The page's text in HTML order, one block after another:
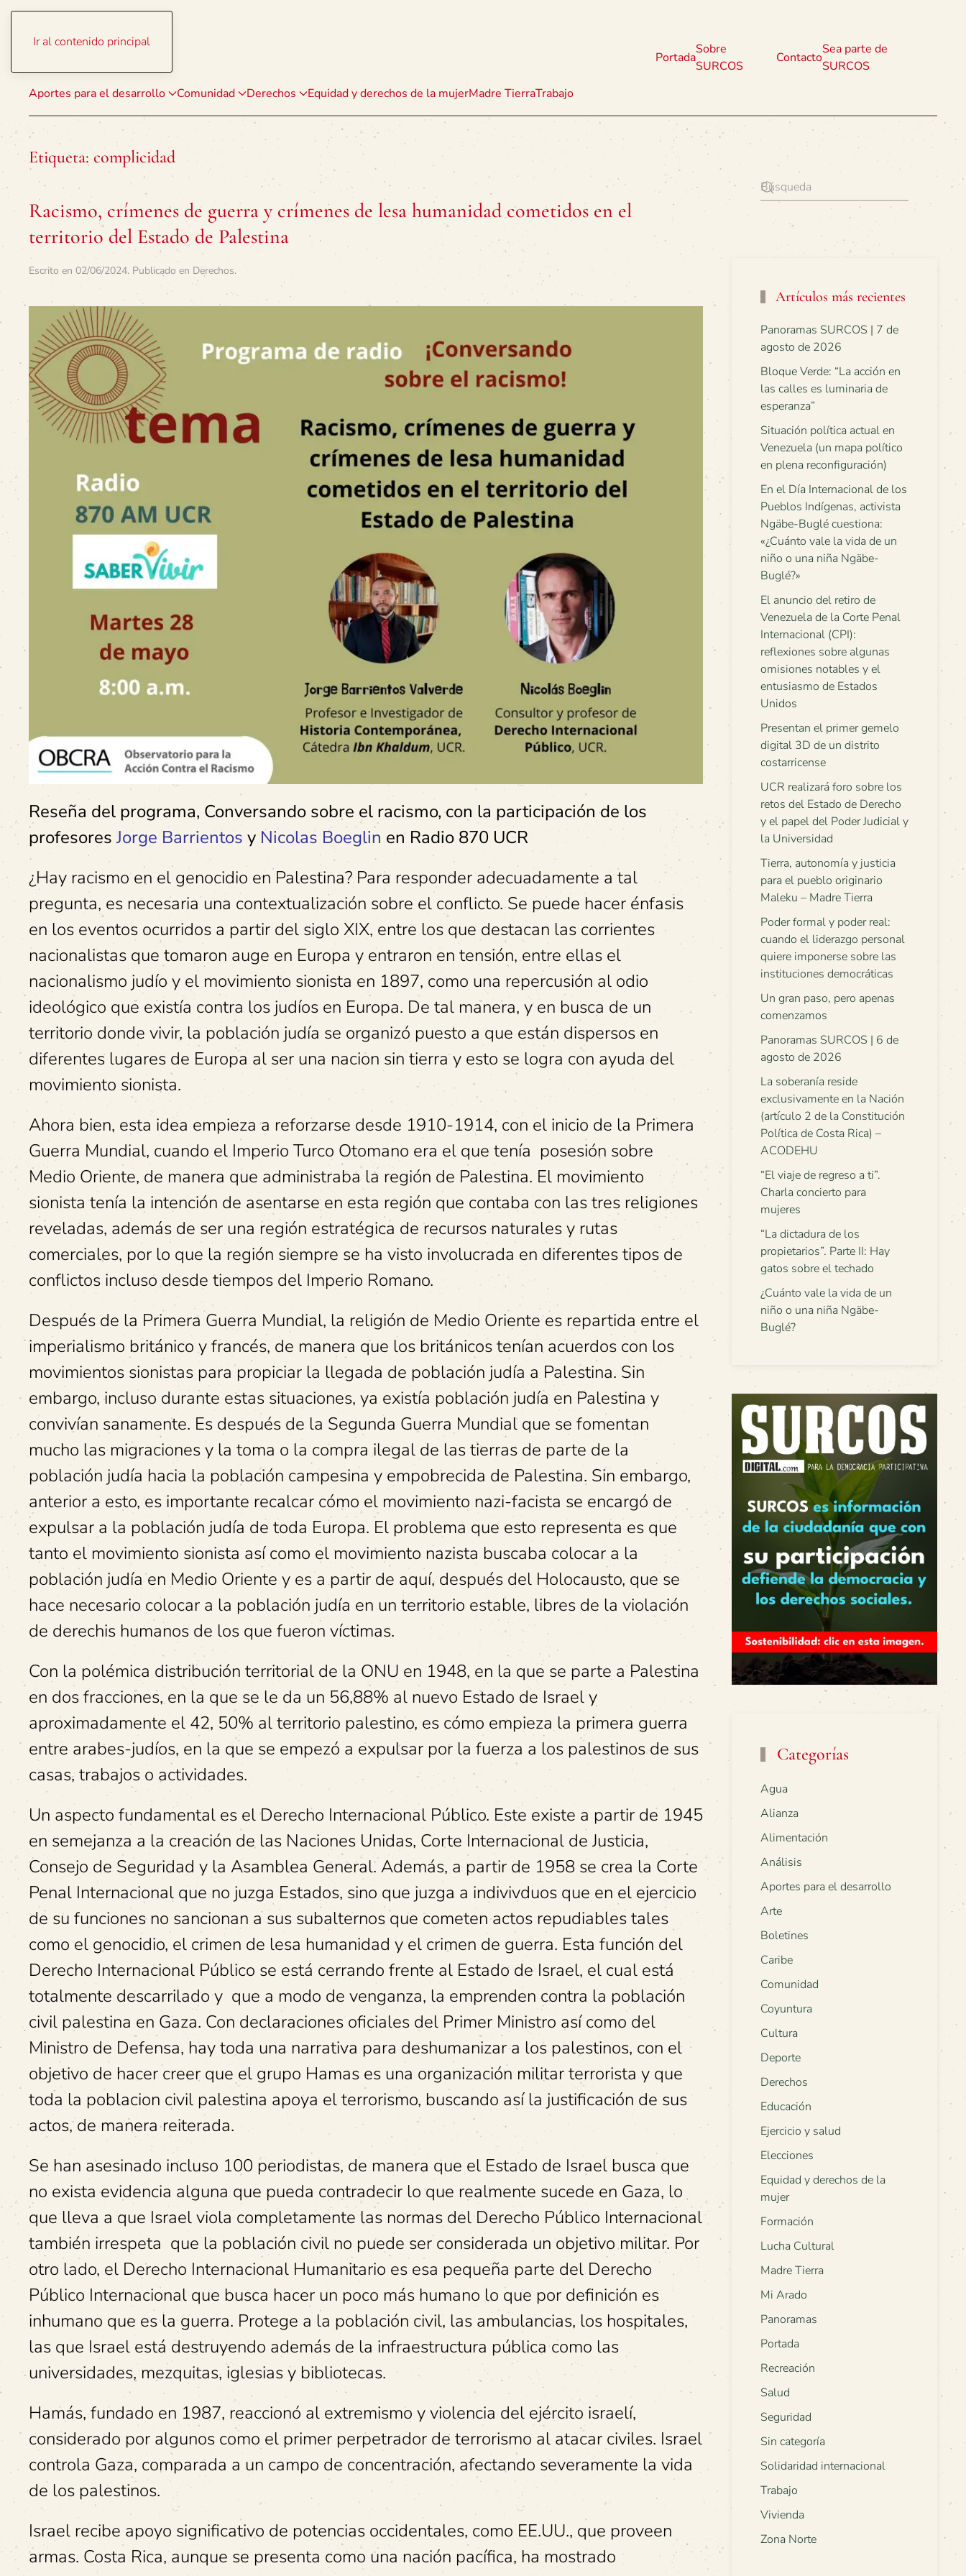
Ir al contenido principal
Aportes para el desarrollo Comunidad Derechos Equidad y derechos de la mujerMadre TierraTrabajo
Portada
Sobre
SURCOS
Contacto
Sea parte de
SURCOS
Etiqueta: complicidad
Racismo, crímenes de guerra y crímenes de lesa humanidad cometidos en el
territorio del Estado de Palestina
Escrito en 02/06/2024. Publicado en Derechos.
Reseña del programa, Conversando sobre el racismo, con la participación de los
profesores Jorge Barrientosy Nicolas Boeglin en Radio 870 UCR
¿Hay racismo en el genocidio en Palestina? Para responder adecuadamente a tal
pregunta, es necesaria una contextualización sobre el conflicto. Se puede hacer énfasis
en los eventos ocurridos a partir del siglo XIX, entre los que destacan las corrientes
nacionalistas que tomaron auge en Europa y entraron en tensión, entre ellas el
nacionalismo judío y el movimiento sionista en 1897, como una repercusión al odio
ideológico que existía contra los judíos en Europa. De tal manera, y en busca de un
territorio donde vivir, la población judía se organizó puesto a que están dispersos en
diferentes lugares de Europa al ser una nacion sin tierra y esto se logra con ayuda del
movimiento sionista.
Ahora bien, esta idea empieza a reforzarse desde 1910-1914, con el inicio de la Primera
Guerra Mundial, cuando el Imperio Turco Otomano era el que tenía posesión sobre
Medio Oriente, de manera que administraba la región de Palestina. El movimiento
sionista tenía la intención de asentarse en esta región que contaba con las tres religiones
reveladas, además de ser una región estratégica de recursos naturales y rutas
comerciales, por lo que la región siempre se ha visto involucrada en diferentes tipos de
conflictos incluso desde tiempos del Imperio Romano.
Después de la Primera Guerra Mundial, la religión de Medio Oriente es repartida entre el
imperialismo británico y francés, de manera que los británicos tenían acuerdos con los
movimientos sionistas para propiciar la llegada de población judía a Palestina. Sin
embargo, incluso durante estas situaciones, ya existía población judía en Palestina y
convivían sanamente. Es después de la Segunda Guerra Mundial que se fomentan
mucho las migraciones y la toma o la compra ilegal de las tierras de parte de la
población judía hacia la población campesina y empobrecida de Palestina. Sin embargo,
anterior a esto, es importante recalcar cómo el movimiento nazi-facista se encargó de
expulsar a la población judía de toda Europa. El problema que esto representa es que
tanto el movimiento sionista así como el movimiento nazista buscaba colocar a la
población judía en Medio Oriente y es a partir de aquí, después del Holocausto, que se
hace necesario colocar a la población judía en un territorio estable, libres de la violación
de derechis humanos de los que fueron víctimas.
Con la polémica distribución territorial de la ONU en 1948, en la que se parte a Palestina
en dos fracciones, en la que se le da un 56,88% al nuevo Estado de Israel y
aproximadamente el 42, 50% al territorio palestino, es cómo empieza la primera guerra
entre arabes-judíos, en la que se empezó a expulsar por la fuerza a los palestinos de sus
casas, trabajos o actividades.
Un aspecto fundamental es el Derecho Internacional Público. Este existe a partir de 1945
en semejanza a la creación de las Naciones Unidas, Corte Internacional de Justicia,
Consejo de Seguridad y la Asamblea General. Además, a partir de 1958 se crea la Corte
Penal Internacional que no juzga Estados, sino que juzga a indivivduos que en el ejercicio
de su funciones no sancionan a sus subalternos que cometen actos repudiables tales
como el genocidio, el crimen de lesa humanidad y el crimen de guerra. Esta función del
Derecho Internacional Público se está cerrando frente al Estado de Israel, el cual está
totalmente descarrilado y que a modo de venganza, la emprenden contra la población
civil palestina en Gaza. Con declaraciones oficiales del Primer Ministro así como del
Ministro de Defensa, hay toda una narrativa para deshumanizar a los palestinos, con el
objetivo de hacer creer que el grupo Hamas es una organización militar terrorista y que
toda la poblacion civil palestina apoya el terrorismo, buscando así la justificación de sus
actos, de manera reiterada.
Se han asesinado incluso 100 periodistas, de manera que el Estado de Israel busca que
no exista evidencia alguna que pueda contradecir lo que realmente sucede en Gaza, lo
que lleva a que Israel viola completamente las normas del Derecho Público Internacional
también irrespeta que la población civil no puede ser considerada un objetivo militar. Por
otro lado, el Derecho Internacional Humanitario es esa pequeña parte del Derecho
Público Internacional que busca hacer un poco más humano lo que por definición es
inhumano que es la guerra. Protege a la población civil, las ambulancias, los hospitales,
las que Israel está destruyendo además de la infraestructura pública como las
universidades, mezquitas, iglesias y bibliotecas.
Hamás, fundado en 1987, reaccionó al extremismo y violencia del ejército israelí,
considerado por algunos como el primer perpetrador de terrorismo al atacar civiles. Israel
controla Gaza, comparada a un campo de concentración, afectando severamente la vida
de los palestinos.
Israel recibe apoyo significativo de potencias occidentales, como EE.UU., que proveen
armas. Costa Rica, aunque se presenta como una nación pacífica, ha mostrado
Artículos más recientes
Panoramas SURCOS | 7 de
agosto de 2026
Bloque Verde: “La acción en
las calles es luminaria de
esperanza”
Situación política actual en
Venezuela (un mapa político
en plena reconfiguración)
En el Día Internacional de los
Pueblos Indígenas, activista
Ngäbe-Buglé cuestiona:
«¿Cuánto vale la vida de un
niño o una niña Ngäbe-
Buglé?»
El anuncio del retiro de
Venezuela de la Corte Penal
Internacional (CPI):
reflexiones sobre algunas
omisiones notables y el
entusiasmo de Estados
Unidos
Presentan el primer gemelo
digital 3D de un distrito
costarricense
UCR realizará foro sobre los
retos del Estado de Derecho
y el papel del Poder Judicial y
la Universidad
Tierra, autonomía y justicia
para el pueblo originario
Maleku – Madre Tierra
Poder formal y poder real:
cuando el liderazgo personal
quiere imponerse sobre las
instituciones democráticas
Un gran paso, pero apenas
comenzamos
Panoramas SURCOS | 6 de
agosto de 2026
La soberanía reside
exclusivamente en la Nación
(artículo 2 de la Constitución
Política de Costa Rica) –
ACODEHU
“El viaje de regreso a ti”.
Charla concierto para
mujeres
“La dictadura de los
propietarios”. Parte II: Hay
gatos sobre el techado
¿Cuánto vale la vida de un
niño o una niña Ngäbe-
Buglé?
Categorías
Agua
Alianza
Alimentación
Análisis
Aportes para el desarrollo
Arte
Boletines
Caribe
Comunidad
Coyuntura
Cultura
Deporte
Derechos
Educación
Ejercicio y salud
Elecciones
Equidad y derechos de la
mujer
Formación
Lucha Cultural
Madre Tierra
Mi Arado
Panoramas
Portada
Recreación
Salud
Seguridad
Sin categoría
Solidaridad internacional
Trabajo
Vivienda
Zona Norte